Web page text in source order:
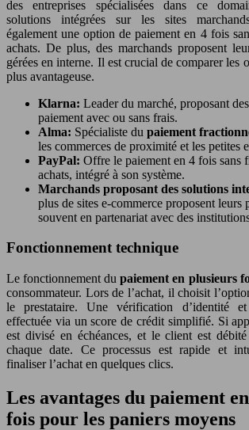
des entreprises spécialisées dans ce
solutions intégrées sur les sites
également une option de paiement en 4 fois
achats. De plus, des marchands proposent
gérées en interne. Il est crucial de comparer les
plus avantageuse.
Klarna: Leader du marché, proposant
paiement avec ou sans frais.
Alma: Spécialiste du paiement
les commerces de proximité et les petites
PayPal: Offre le paiement en 4 fois sans
achats, intégré à son système.
Marchands proposant des solutions
plus de sites e-commerce proposent leurs
souvent en partenariat avec des
Fonctionnement technique
Le fonctionnement dupaiement en plusieurs
consommateur. Lors de l’achat, il choisit
le prestataire. Une vérification d’identité
effectuée via un score de crédit simplifié. Si
est divisé en échéances, et le client est
chaque date. Ce processus est rapide et
finaliser l’achat en quelques clics.
Les avantages du paiement
fois pour les paniers moyens